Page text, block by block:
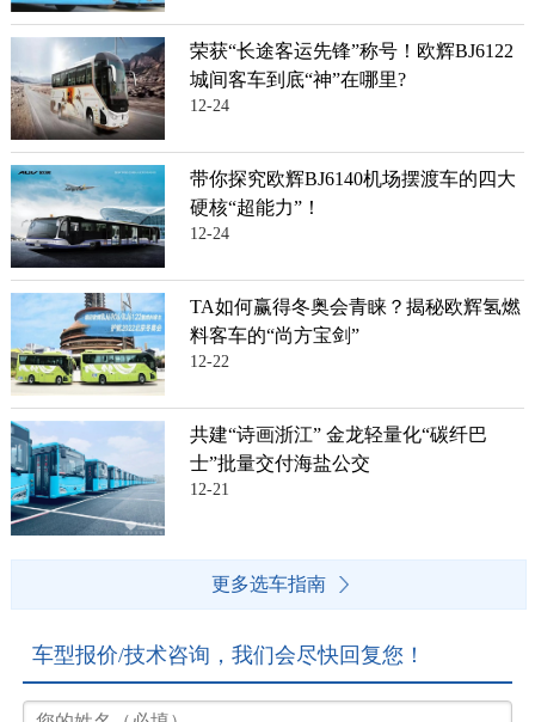
荣获“长途客运先锋”称号！欧辉BJ6122
城间客车到底“神”在哪里?
12-24
带你探究欧辉BJ6140机场摆渡车的四大
硬核“超能力”！
12-24
TA如何赢得冬奥会青睐？揭秘欧辉氢燃
料客车的“尚方宝剑”
12-22
共建“诗画浙江” 金龙轻量化“碳纤巴
士”批量交付海盐公交
12-21
更多选车指南
车型报价/技术咨询，我们会尽快回复您！